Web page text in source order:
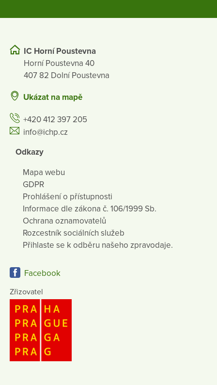
IC Horní Poustevna
Horní Poustevna 40
407 82 Dolní Poustevna
Ukázat na mapě
+420 412 397 205
info@ichp.cz
Odkazy
Mapa webu
GDPR
Prohlášení o přístupnosti
Informace dle zákona č. 106/1999 Sb.
Ochrana oznamovatelů
Rozcestník sociálních služeb
Přihlaste se k odběru našeho zpravodaje.
Facebook
Zřizovatel